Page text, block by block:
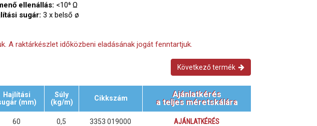
ellenállás: <10⁶ Ω
sugár: 3 x belső ø
A raktárkészlet időközbeni eladásának jogát fenntartjuk.
Következő termék
Hajlítási
(mm)
Súly
(kg/m)
Cikkszám
Ajánlatkérés
a teljes méretskálára
60 0,5 3353 019000 AJÁNLATKÉRÉS